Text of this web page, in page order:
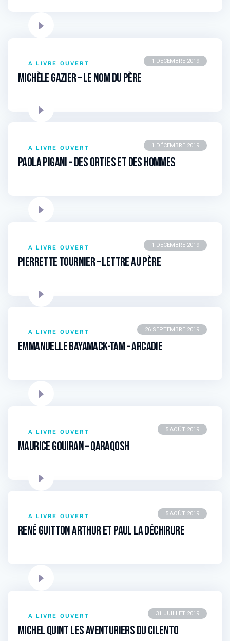
1 DÉCEMBRE 2019
A LIVRE OUVERT
Michèle GAZIER – Le nom du père
1 DÉCEMBRE 2019
A LIVRE OUVERT
Paola PIGANI – Des orties et des hommes
1 DÉCEMBRE 2019
A LIVRE OUVERT
Pierrette TOURNIER – Lettre au père
26 SEPTEMBRE 2019
A LIVRE OUVERT
Emmanuelle BAYAMACK-TAM – Arcadie
5 AOÛT 2019
A LIVRE OUVERT
Maurice GOUIRAN – Qaraqosh
5 AOÛT 2019
A LIVRE OUVERT
René GUITTON Arthur et Paul La déchirure
31 JUILLET 2019
A LIVRE OUVERT
Michel QUINT Les aventuriers du Cilento